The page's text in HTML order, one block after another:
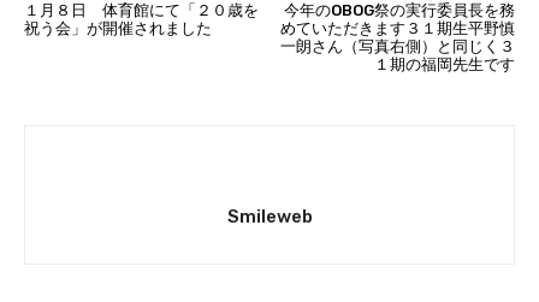
１月８日 体育館にて「２０歳を
祝う会」が開催されました
今年のOBOG祭の実行委員長を務
めていただきます３１期生平野慎
一朗さん（写真右側）と同じく３
１期の福岡先生です
Smileweb